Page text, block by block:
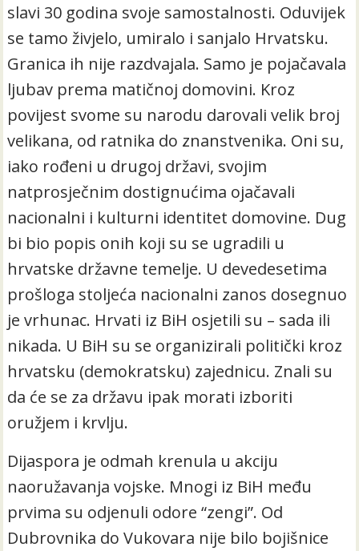
slavi 30 godina svoje samostalnosti. Oduvijek
se tamo živjelo, umiralo i sanjalo Hrvatsku.
Granica ih nije razdvajala. Samo je pojačavala
ljubav prema matičnoj domovini. Kroz
povijest svome su narodu darovali velik broj
velikana, od ratnika do znanstvenika. Oni su,
iako rođeni u drugoj državi, svojim
natprosječnim dostignućima ojačavali
nacionalni i kulturni identitet domovine. Dug
bi bio popis onih koji su se ugradili u
hrvatske državne temelje. U devedesetima
prošloga stoljeća nacionalni zanos dosegnuo
je vrhunac. Hrvati iz BiH osjetili su – sada ili
nikada. U BiH su se organizirali politički kroz
hrvatsku (demokratsku) zajednicu. Znali su
da će se za državu ipak morati izboriti
oružjem i krvlju.
Dijaspora je odmah krenula u akciju
naoružavanja vojske. Mnogi iz BiH među
prvima su odjenuli odore “zengi”. Od
Dubrovnika do Vukovara nije bilo bojišnice